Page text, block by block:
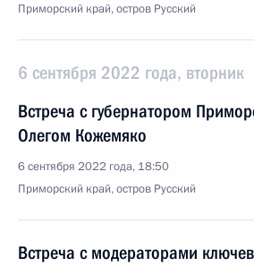
Приморский край, остров Русский
6 сентября 2022 года, вторник
Встреча с губернатором
Олегом Кожемяко
6 сентября 2022 года, 18:50
Приморский край, остров Русский
Встреча с модераторами